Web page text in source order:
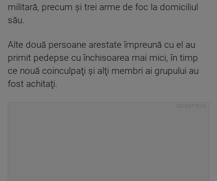
militară, precum şi trei arme de foc la domiciliul
său.
Alte două persoane arestate împreună cu el au
primit pedepse cu închisoarea mai mici, în timp
ce nouă coinculpaţi şi alţi membri ai grupului au
fost achitaţi.